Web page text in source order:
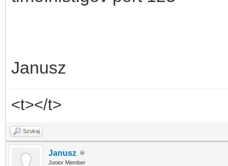
Janusz
<t></t>
Szukaj
Janusz
Junior Member